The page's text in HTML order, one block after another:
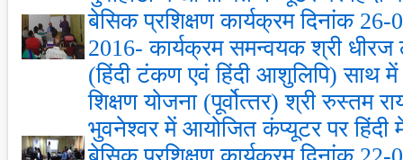
बेसिक प्रशिक्षण कार्यक्रम दिनांक
2016- कार्यक्रम समन्‍वयक श्री
(हिंदी टंकण एवं हिंदी आशुलिपि) साथ
शिक्षण योजना (पूर्वोत्‍तर) श्री रुस्‍तम
भुवनेश्‍वर में आयोजित कंप्‍यूटर पर